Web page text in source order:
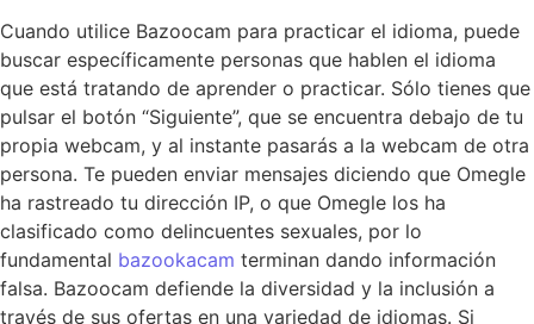
Cuando utilice Bazoocam para practicar el idioma, puede
buscar específicamente personas que hablen el idioma
que está tratando de aprender o practicar. Sólo tienes que
pulsar el botón “Siguiente”, que se encuentra debajo de tu
propia webcam, y al instante pasarás a la webcam de otra
persona. Te pueden enviar mensajes diciendo que Omegle
ha rastreado tu dirección IP, o que Omegle los ha
clasificado como delincuentes sexuales, por lo
fundamental bazookacam terminan dando información
falsa. Bazoocam defiende la diversidad y la inclusión a
través de sus ofertas en una variedad de idiomas. Si